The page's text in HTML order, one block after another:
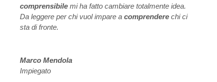
comprensibile mi ha fatto cambiare totalmente idea.
Da leggere per chi vuol impare acomprendere chi ci
sta di fronte.
Marco Mendola
Impiegato